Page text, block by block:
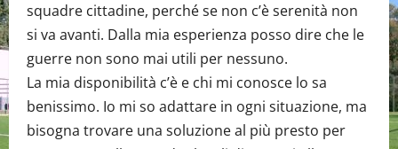
squadre cittadine, perché se non c’è serenità non
si va avanti. Dalla mia esperienza posso dire che le
guerre non sono mai utili per nessuno.
La mia disponibilità c’è e chi mi conosce lo sa
benissimo. Io mi so adattare in ogni situazione, ma
bisogna trovare una soluzione al più presto per